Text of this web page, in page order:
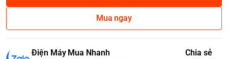
Mua ngay
Điện Máy Mua Nhanh
Chia sẻ